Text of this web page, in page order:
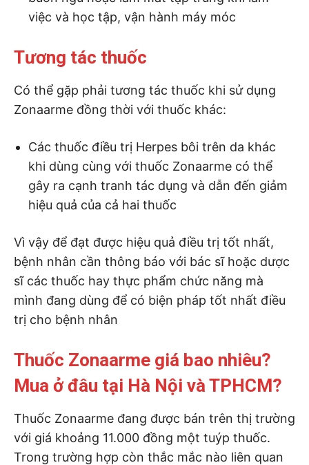
việc và học tập, vận hành máy móc
Tương tác thuốc
Có thể gặp phải tương tác thuốc khi sử dụng
Zonaarme đồng thời với thuốc khác:
Các thuốc điều trị Herpes bôi trên da khác
khi dùng cùng với thuốc Zonaarme có thể
gây ra cạnh tranh tác dụng và dẫn đến giảm
hiệu quả của cả hai thuốc
Vì vậy để đạt được hiệu quả điều trị tốt nhất,
bệnh nhân cần thông báo với bác sĩ hoặc dược
sĩ các thuốc hay thực phẩm chức năng mà
mình đang dùng để có biện pháp tốt nhất điều
trị cho bệnh nhân
Thuốc Zonaarme giá bao nhiêu?
Mua ở đâu tại Hà Nội và TPHCM?
Thuốc Zonaarme đang được bán trên thị trường
với giá khoảng 11.000 đồng một tuýp thuốc.
Trong trường hợp còn thắc mắc nào liên quan